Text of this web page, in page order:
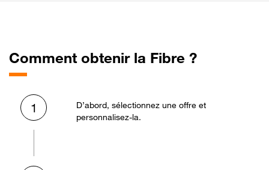
Comment obtenir la Fibre ?
1
D’abord, sélectionnez une offre et
personnalisez-la.